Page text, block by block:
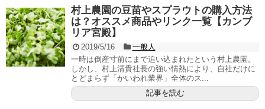
村上農園の豆苗やスプラウトの購入方法
は？オススメ商品やリンク一覧【カンブ
リア宮殿】
2019/5/16
一般人
一時は倒産寸前にまで追い込まれたという村上農園。
しかし、村上清貴社長の強い情熱により、自社だけに
とどまらず「かいわれ業界」全体のス...
記事を読む